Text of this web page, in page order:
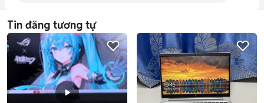
Tin đăng tương tự